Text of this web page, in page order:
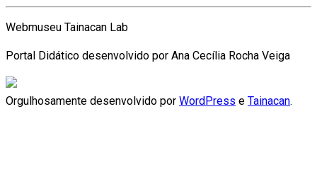
Webmuseu Tainacan Lab
Portal Didático desenvolvido por Ana Cecília Rocha Veiga
Orgulhosamente desenvolvido por WordPress e Tainacan.